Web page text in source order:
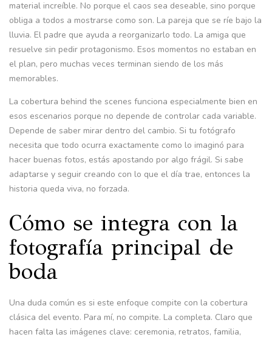
material increíble. No porque el caos sea deseable, sino porque
obliga a todos a mostrarse como son. La pareja que se ríe bajo la
lluvia. El padre que ayuda a reorganizarlo todo. La amiga que
resuelve sin pedir protagonismo. Esos momentos no estaban en
el plan, pero muchas veces terminan siendo de los más
memorables.
La cobertura behind the scenes funciona especialmente bien en
esos escenarios porque no depende de controlar cada variable.
Depende de saber mirar dentro del cambio. Si tu fotógrafo
necesita que todo ocurra exactamente como lo imaginó para
hacer buenas fotos, estás apostando por algo frágil. Si sabe
adaptarse y seguir creando con lo que el día trae, entonces la
historia queda viva, no forzada.
Cómo se integra con la
fotografía principal de
boda
Una duda común es si este enfoque compite con la cobertura
clásica del evento. Para mí, no compite. La completa. Claro que
hacen falta las imágenes clave: ceremonia, retratos, familia,